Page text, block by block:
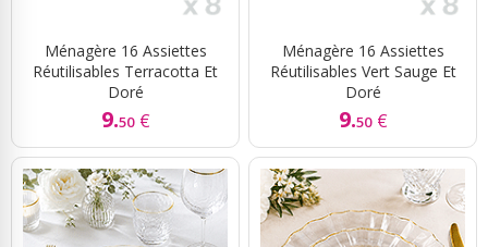
Ménagère 16 Assiettes
Réutilisables Terracotta Et
Doré
9.50 €
Ménagère 16 Assiettes
Réutilisables Vert Sauge Et
Doré
9.50 €